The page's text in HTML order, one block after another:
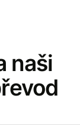
naši